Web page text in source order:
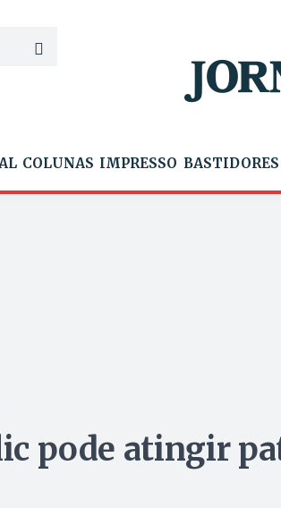
COLUNAS IMPRESSO BASTIDORES
pode atingir